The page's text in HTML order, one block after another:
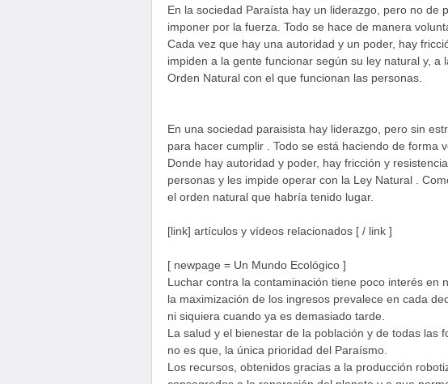
En la sociedad Paraísta hay un liderazgo, pero no
imponer por la fuerza. Todo se hace de manera
Cada vez que hay una autoridad y un poder, hay
impiden a la gente funcionar según su ley natural y,
Orden Natural con el que funcionan las personas.
En una sociedad paraisista hay liderazgo, pero sin
para hacer cumplir . Todo se está haciendo de forma
Donde hay autoridad y poder, hay fricción y
personas y les impide operar con la Ley Natural .
el orden natural que habría tenido lugar.
[link] artículos y vídeos relacionados [ / link ]
[ newpage = Un Mundo Ecológico ]
Luchar contra la contaminación tiene poco interés en
la maximización de los ingresos prevalece en cada
ni siquiera cuando ya es demasiado tarde.
La salud y el bienestar de la población y de todas las
no es que, la única prioridad del Paraísmo.
Los recursos, obtenidos gracias a la producción